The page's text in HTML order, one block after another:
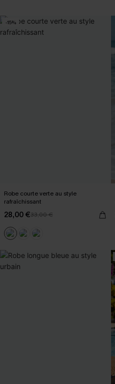
-15%
Robe courte verte au style
rafraîchissant
28,00 €33,00 €